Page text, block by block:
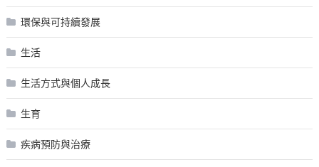
環保與可持續發展
生活
生活方式與個人成長
生育
疾病預防與治療